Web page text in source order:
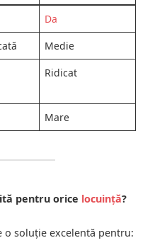
Da
Medie
Ridicat
Mare
pentru orice locuință?
o soluție excelentă pentru: